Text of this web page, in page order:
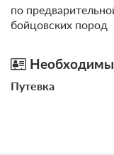
по
бойцовских пород
Путевка